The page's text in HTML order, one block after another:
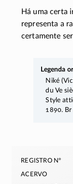
Há uma certa
representa a
certamente
Legenda
Niké
du Ve
Style
1890.
registro nº
acervo